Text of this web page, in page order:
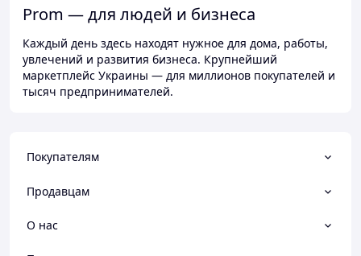
Prom — для людей и бизнеса
Каждый день здесь находят нужное для дома, работы,
увлечений и развития бизнеса. Крупнейший
маркетплейс Украины — для миллионов покупателей и
тысяч предпринимателей.
Покупателям
Продавцам
О нас